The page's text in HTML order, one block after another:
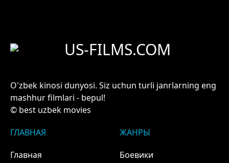
US-FILMS.COM
O'zbek kinosi dunyosi. Siz uchun turli janrlarning eng
mashhur filmlari - bepul!
© best uzbek movies
ГЛАВНАЯ
Главная
ЖАНРЫ
Боевики